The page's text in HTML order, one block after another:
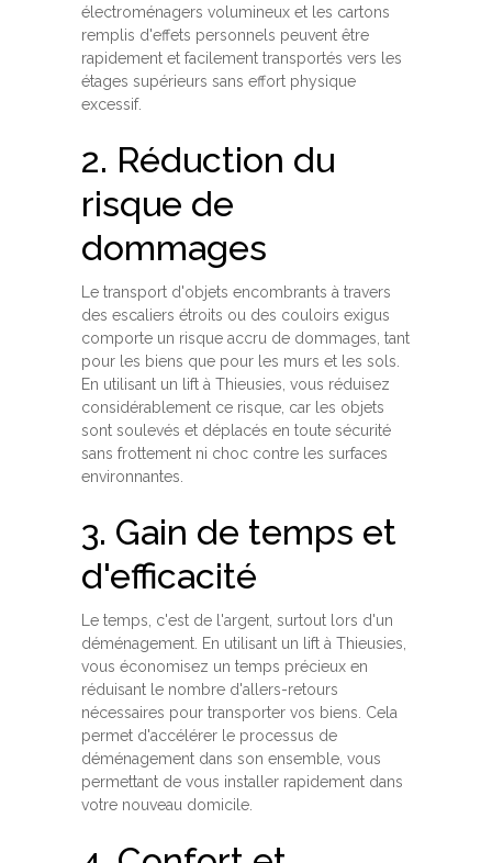
électroménagers volumineux et les cartons
remplis d'effets personnels peuvent être
rapidement et facilement transportés vers les
étages supérieurs sans effort physique
excessif.
2. Réduction du
risque de
dommages
Le transport d'objets encombrants à travers
des escaliers étroits ou des couloirs exigus
comporte un risque accru de dommages, tant
pour les biens que pour les murs et les sols.
En utilisant un lift à Thieusies, vous réduisez
considérablement ce risque, car les objets
sont soulevés et déplacés en toute sécurité
sans frottement ni choc contre les surfaces
environnantes.
3. Gain de temps et
d'efficacité
Le temps, c'est de l'argent, surtout lors d'un
déménagement. En utilisant un lift à Thieusies,
vous économisez un temps précieux en
réduisant le nombre d'allers-retours
nécessaires pour transporter vos biens. Cela
permet d'accélérer le processus de
déménagement dans son ensemble, vous
permettant de vous installer rapidement dans
votre nouveau domicile.